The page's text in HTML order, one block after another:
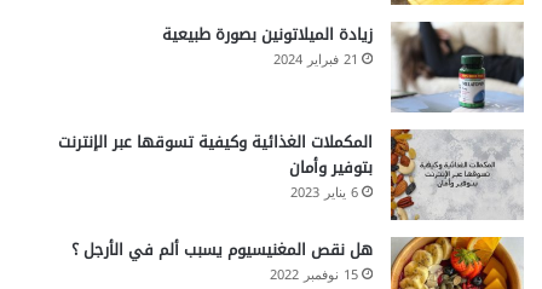
زيادة الميلاتونين بصورة طبيعية
21 فبراير 2024
المكملات الغذائية وكيفية تسوقها عبر الإنترنت
بتوفير وأمان
6 يناير 2023
هل نقص المغنيسيوم يسبب ألم في الأرجل ؟
15 نوفمبر 2022